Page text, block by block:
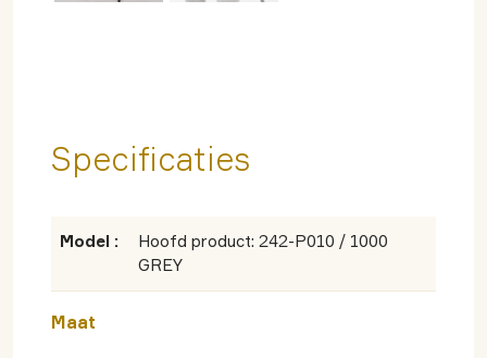
Specificaties
Model :
Hoofd product: 242-P010 / 1000
GREY
Maat